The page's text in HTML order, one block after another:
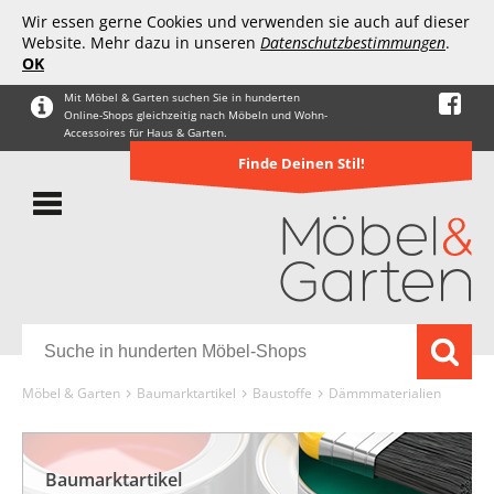
Wir essen gerne Cookies und verwenden sie auch auf dieser
Website. Mehr dazu in unseren Datenschutzbestimmungen.
OK
Mit Möbel & Garten suchen Sie in hunderten
Online-Shops gleichzeitig nach Möbeln und Wohn-
Accessoires für Haus & Garten.
Finde Deinen Stil!
Möbel & Garten Baumarktartikel Baustoffe Dämmmaterialien
Baumarktartikel